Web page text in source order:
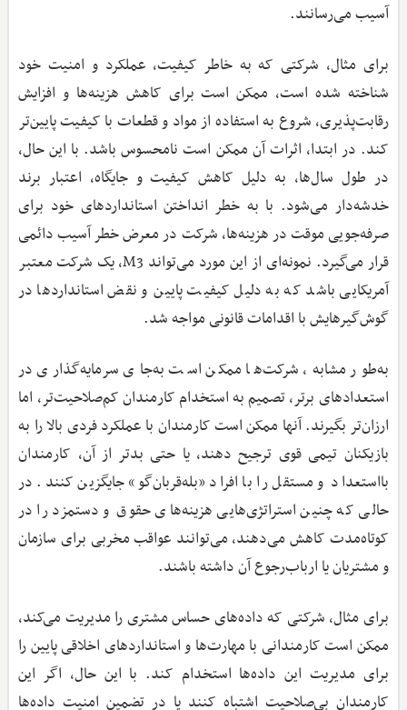
آسیب می‌رسانند.
برای مثال، شرکتی که به خاطر کیفیت، عملکرد و امنیت خود
شناخته شده است، ممکن است برای کاهش هزینه‌ها و افزایش
رقابت‌پذیری، شروع به استفاده از مواد و قطعات با کیفیت پایین‌تر
کند. در ابتدا، اثرات آن ممکن است نامحسوس باشد. با این حال،
در طول سال‌ها، به دلیل کاهش کیفیت و جایگاه، اعتبار برند
خدشه‌دار می‌شود. با به خطر انداختن استانداردهای خود برای
صرفه‌جویی موقت در هزینه‌ها، شرکت در معرض خطر آسیب دائمی
قرار می‌گیرد. نمونه‌ای از این مورد می‌تواند M3، یک شرکت معتبر
آمریکایی باشد که به دلیل کیفیت پایین و نقض استانداردها در
گوش‌گیرهایش با اقدامات قانونی مواجه شد.
به‌طور مشابه، شرکت‌ها ممکن است به‌جای سرمایه‌گذاری در
استعدادهای برتر، تصمیم به استخدام کارمندان کم‌صلاحیت‌تر، اما
ارزان‌تر بگیرند. آنها ممکن است کارمندان با عملکرد فردی بالا را به
بازیکنان تیمی قوی ترجیح دهند، یا حتی بدتر از آن، کارمندان
بااستعداد و مستقل را با افراد «بله‌قربان‌گو» جایگزین کنند. در
حالی که چنین استراتژی‌هایی هزینه‌های حقوق و دستمزد را در
کوتاه‌مدت کاهش می‌دهند، می‌توانند عواقب مخربی برای سازمان
و مشتریان یا ارباب‌رجوع آن داشته باشند.
برای مثال، شرکتی که داده‌های حساس مشتری را مدیریت می‌کند،
ممکن است کارمندانی با مهارت‌ها و استانداردهای اخلاقی پایین را
برای مدیریت این داده‌ها استخدام کند. با این حال، اگر این
کارمندان بی‌صلاحیت اشتباه کنند یا در تضمین امنیت داده‌ها